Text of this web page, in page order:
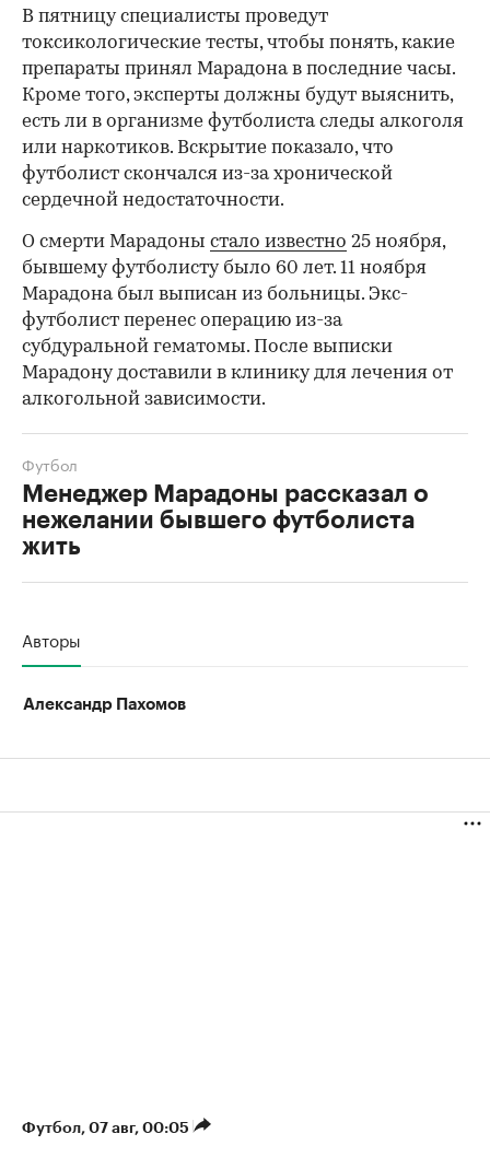
В пятницу специалисты проведут
токсикологические тесты, чтобы понять, какие
препараты принял Марадона в последние часы.
Кроме того, эксперты должны будут выяснить,
есть ли в организме футболиста следы алкоголя
или наркотиков. Вскрытие показало, что
футболист скончался из-за хронической
сердечной недостаточности.
О смерти Марадоны стало известно 25 ноября,
бывшему футболисту было 60 лет. 11 ноября
Марадона был выписан из больницы. Экс-
футболист перенес операцию из-за
субдуральной гематомы. После выписки
Марадону доставили в клинику для лечения от
алкогольной зависимости.
Менеджер Марадоны рассказал о
нежелании бывшего футболиста
жить
Футбол
Авторы
Александр Пахомов
Футбол⁠, 07 авг, 00:05